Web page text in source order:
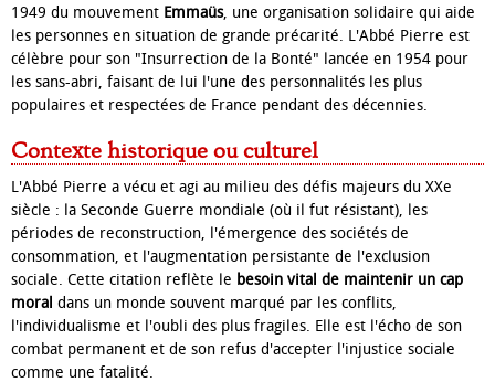
1949 du mouvement Emmaüs, une organisation solidaire qui aide
les personnes en situation de grande précarité. L'Abbé Pierre est
célèbre pour son "Insurrection de la Bonté" lancée en 1954 pour
les sans-abri, faisant de lui l'une des personnalités les plus
populaires et respectées de France pendant des décennies.
Contexte historique ou culturel
L'Abbé Pierre a vécu et agi au milieu des défis majeurs du XXe
siècle : la Seconde Guerre mondiale (où il fut résistant), les
périodes de reconstruction, l'émergence des sociétés de
consommation, et l'augmentation persistante de l'exclusion
sociale. Cette citation reflète le besoin vital de maintenir un cap
moral dans un monde souvent marqué par les conflits,
l'individualisme et l'oubli des plus fragiles. Elle est l'écho de son
combat permanent et de son refus d'accepter l'injustice sociale
comme une fatalité.